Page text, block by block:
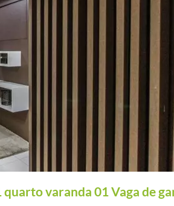
varanda 01 Vaga de